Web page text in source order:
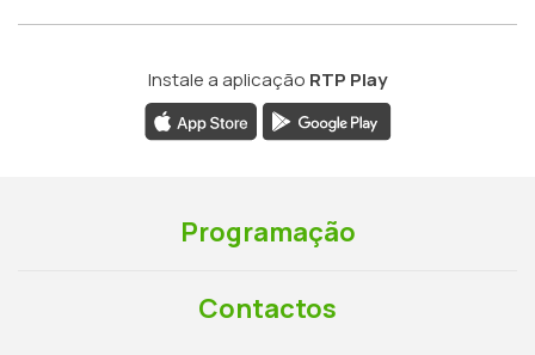
Instale a aplicação RTP Play
Programação
Contactos